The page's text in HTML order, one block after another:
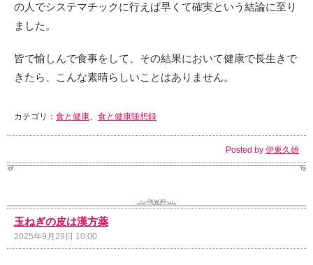
の人でシステマチックに行えば早くて確実という結論に至り
ました。
皆で愉しんで食事をして、その結果において健康で長生きで
きたら、こんな素晴らしいことはありません。
カテゴリ： 食と健康、 食と健康随想録
Posted by 伊東久雄
玉ねぎの皮は漢方薬
2025年9月29日 10:00